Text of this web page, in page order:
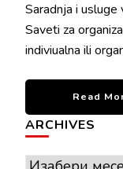
Saradnja i usluge
Saveti za
indiviualna ili
Read
ARCHIVES
Archives